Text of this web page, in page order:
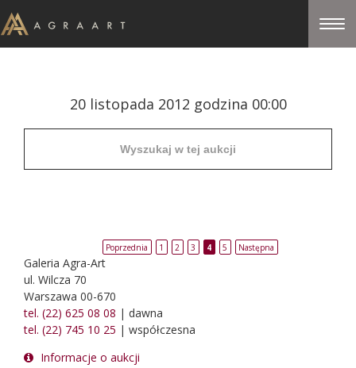
20 listopada 2012 godzina 00:00
Poprzednia 1 2 3 4 5 Następna
Galeria Agra-Art
ul. Wilcza 70
Warszawa 00-670
tel. (22) 625 08 08 | dawna
tel. (22) 745 10 25 | współczesna
Informacje o aukcji